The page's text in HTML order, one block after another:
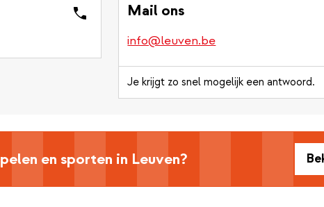
Mail ons
info@leuven.be
Je krijgt zo snel mogelijk een antwoord.
en sporten in Leuven?